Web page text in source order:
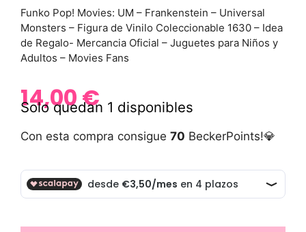
Funko Pop!​ Movies: UM – Frankenstein​ – Universal
Monsters – Figura de Vinilo Coleccionable 1630 – Idea
de Regalo- Mercancia Oficial – Juguetes para Niños y
Adultos – Movies Fans
14,00€
Solo quedan 1 disponibles
Con esta compra consigue 70 BeckerPoints!💎